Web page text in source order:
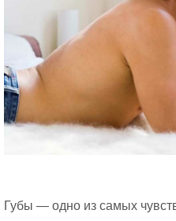
Губы — одно из самых